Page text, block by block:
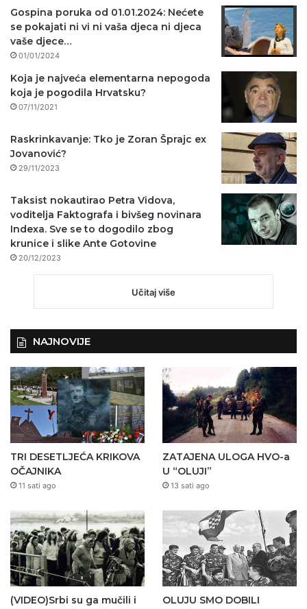
Gospina poruka od 01.01.2024: Nećete
se pokajati ni vi ni vaša djeca ni djeca
vaše djece…
01/01/2024
Koja je najveća elementarna nepogoda
koja je pogodila Hrvatsku?
07/11/2021
Raskrinkavanje: Tko je Zoran Šprajc ex
Jovanović?
29/11/2023
Taksist nokautirao Petra Vidova,
voditelja Faktografa i bivšeg novinara
Indexa. Sve se to dogodilo zbog
krunice i slike Ante Gotovine
20/12/2023
Učitaj više
NAJNOVIJE
TRI DESETLJEĆA KRIKOVA
OČAJNIKA
11 sati ago
ZATAJENA ULOGA HVO-a
U “OLUJI”
13 sati ago
(VIDEO)Srbi su ga mučili i
OLUJU SMO DOBILI